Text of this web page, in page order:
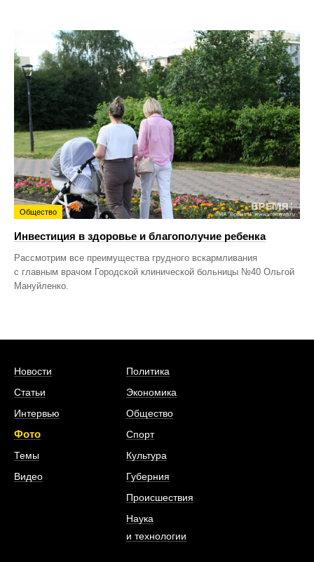
Общество
Инвестиция в здоровье и благополучие ребенка
Рассмотрим все преимущества грудного вскармливания
с главным врачом Городской клинической больницы №40 Ольгой
Мануйленко.
Новости
Статьи
Интервью
Фото
Темы
Видео
Политика
Экономика
Общество
Спорт
Культура
Губерния
Происшествия
Наука
и технологии